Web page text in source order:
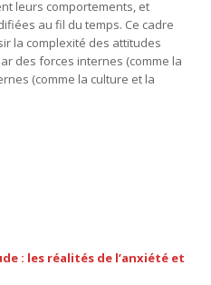
leurs comportements, et
au fil du temps. Ce cadre
la complexité des attitudes
des forces internes (comme la
(comme la culture et la
: les réalités de l’anxiété et